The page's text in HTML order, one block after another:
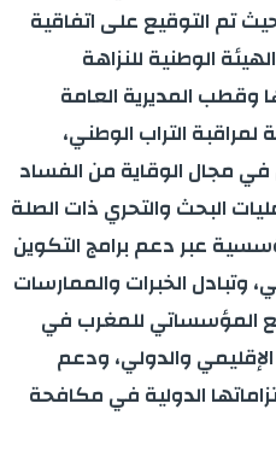
تم التوقيع على اتفاقية
الوطنية للنزاهة
وقطب المديرية العامة
لمراقبة التراب الوطني،
في مجال الوقاية من الفساد
البحث والتحري ذات الصلة
عبر دعم برامج التكوين
الخبرات والممارسات
المؤسساتي للمغرب في
والدولي، ودعم
الدولية في مكافحة